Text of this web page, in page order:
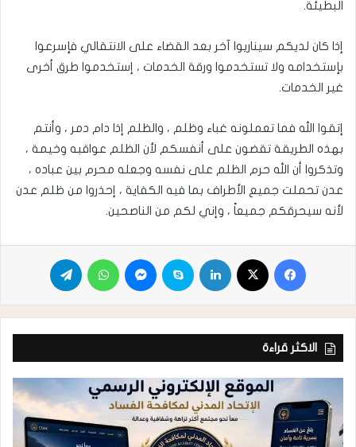
البطيئة.
إذا كان لديكم سيناريوا آخر بعد القضاء على الانتقالي فإسرعوا
بإستخدامه ولا تستخدموا ورقة الخدمات ، إستخدموا طرق أخرى
غير الخدمات.
إتقوا الله فما تعملونه غباء وظلم ، والظلم إذا دام دمر ، وأنتم
بهذه الطريقة تقضون على أنفسكم لأن الظلم عواقبه وخيمة ،
وتذكروا أن الله حرم الظلم على نفسه وجعله محرم بين عباده ،
عدن تحملت جميع الأطراف بما فيه الكفاية ، إحذروا من ظلم عدن
لأنه سيحرقكم جميعاً ، وإني لكم من الناصحين.
الاكثر قراءة